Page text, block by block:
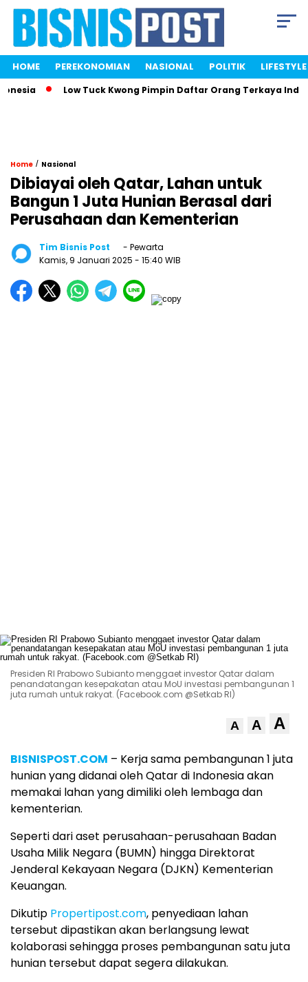
HOME PEREKONOMIAN NASIONAL POLITIK LIFESTYLE
Low Tuck Kwong Pimpin Daftar Orang Terkaya
Home / Nasional
Dibiayai oleh Qatar, Lahan untuk
Bangun 1 Juta Hunian Berasal dari
Perusahaan dan Kementerian
Tim Bisnis Post
- Pewarta
Kamis, 9 Januari 2025 - 15:40 WIB
Presiden RI Prabowo Subianto menggaet investor Qatar dalam
penandatangan kesepakatan atau MoU investasi pembangunan 1
juta rumah untuk rakyat. (Facebook.com @Setkab RI)
A A A
BISNISPOST.COM – Kerja sama pembangunan 1 juta
hunian yang didanai oleh Qatar di Indonesia akan
memakai lahan yang dimiliki oleh lembaga dan
kementerian.
Seperti dari aset perusahaan-perusahaan Badan
Usaha Milik Negara (BUMN) hingga Direktorat
Jenderal Kekayaan Negara (DJKN) Kementerian
Keuangan.
Dikutip Propertipost.com, penyediaan lahan
tersebut dipastikan akan berlangsung lewat
kolaborasi sehingga proses pembangunan satu juta
hunian tersebut dapat segera dilakukan.